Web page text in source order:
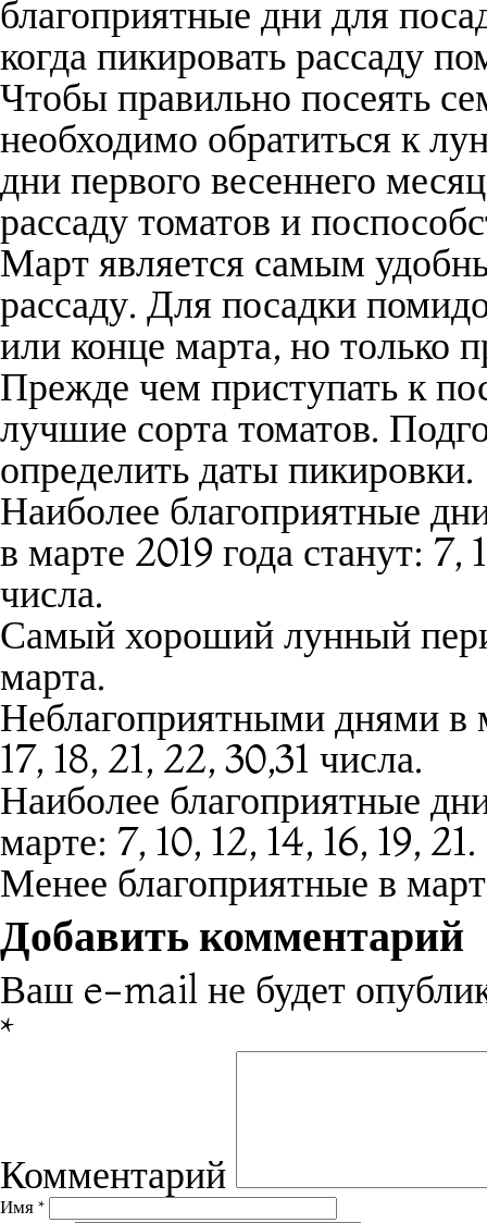
благоприятные дни для
когда пикировать рассаду
Чтобы правильно посеять
необходимо обратиться к
дни первого весеннего
рассаду томатов и
Март является самым
рассаду. Для посадки
или конце марта, но только
Прежде чем приступать к
лучшие сорта томатов.
определить даты пикировки.
Наиболее благоприятные
в марте 2019 года станут: 7,
числа.
Самый хороший лунный
марта.
Неблагоприятными днями в
17, 18, 21, 22, 30,31 числа.
Наиболее благоприятные
марте: 7, 10, 12, 14, 16, 19, 21.
Менее благоприятные в
Добавить комментарий
Ваш e-mail не будет
*
Комментарий
Имя*